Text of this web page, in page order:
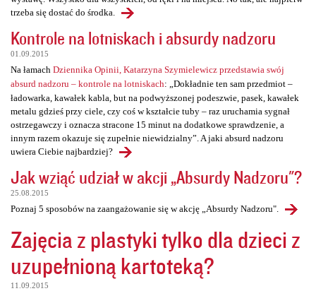
trzeba się dostać do środka.
Kontrole na lotniskach i absurdy nadzoru
01.09.2015
Na łamach Dziennika Opinii, Katarzyna Szymielewicz przedstawia swój
absurd nadzoru – kontrole na lotniskach: „Dokładnie ten sam przedmiot –
ładowarka, kawałek kabla, but na podwyższonej podeszwie, pasek, kawałek
metalu gdzieś przy ciele, czy coś w kształcie tuby – raz uruchamia sygnał
ostrzegawczy i oznacza stracone 15 minut na dodatkowe sprawdzenie, a
innym razem okazuje się zupełnie niewidzialny”. A jaki absurd nadzoru
uwiera Ciebie najbardziej?
Jak wziąć udział w akcji „Absurdy Nadzoru"?
25.08.2015
Poznaj 5 sposobów na zaangażowanie się w akcję „Absurdy Nadzoru".
Zajęcia z plastyki tylko dla dzieci z
uzupełnioną kartoteką?
11.09.2015